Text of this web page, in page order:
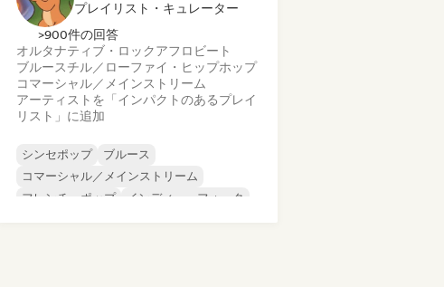
プレイリスト・キュレーター
>900件の回答
オルタナティブ・ロックアフロビート
ブルースチル／ローファイ・ヒップホップ
コマーシャル／メインストリーム
アーティストを「インパクトのあるプレイ
リスト」に追加
シンセポップ
ブルース
コマーシャル／メインストリーム
フレンチ・ポップ
インディー・フォーク